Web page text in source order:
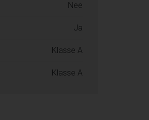
Nee
Ja
Klasse A
Klasse A